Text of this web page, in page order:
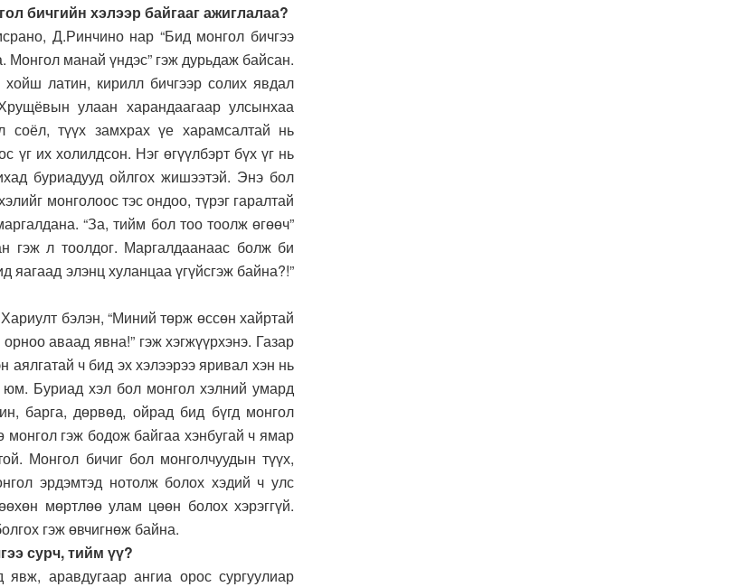
бичгийн хэлээр байгааг ажиглалаа?
Д.Ринчино нар “Бид монгол бичгээ
манай үндэс” гэж дурьдаж байсан.
латин, кирилл бичгээр солих явдал
улаан харандаагаар улсынхаа
соёл, түүх замхрах үе харамсалтай нь
үг их холилдсон. Нэг өгүүлбэрт бүх үг нь
буриадууд ойлгох жишээтэй. Энэ бол
монголоос тэс ондоо, түрэг гаралтай
“За, тийм бол тоо тоолж өгөөч”
гэж л тоолдог. Маргалдаанаас болж би
яагаад элэнц хуланцаа үгүйсгэж байна?!”
бэлэн, “Миний төрж өссөн хайртай
аваад явна!” гэж хэгжүүрхэнэ. Газар
аялгатай ч бид эх хэлээрээ яривал хэн нь
юм. Буриад хэл бол монгол хэлний умард
барга, дөрвөд, ойрад бид бүгд монгол
монгол гэж бодож байгаа хэнбугай ч ямар
Монгол бичиг бол монголчуудын түүх,
эрдэмтэд нотолж болох хэдий ч улс
мөртлөө улам цөөн болох хэрэггүй.
гэж өвчигнөж байна.
сурч, тийм үү?
явж, аравдугаар ангиа орос сургуулиар